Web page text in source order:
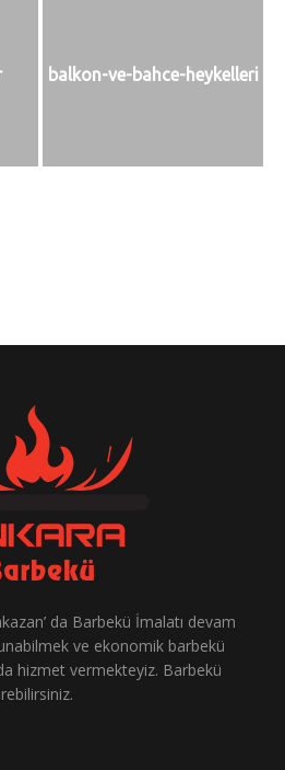
balkon-ve-bahce-heykelleri
da Barbekü İmalatı devam
ve ekonomik barbekü
hizmet vermekteyiz. Barbekü